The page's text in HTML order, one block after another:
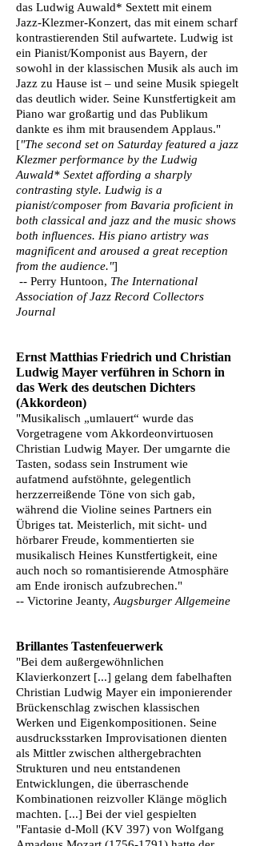
das Ludwig Auwald* Sextett mit einem
Jazz-Klezmer-Konzert, das mit einem scharf
kontrastierenden Stil aufwartete. Ludwig ist
ein Pianist/Komponist aus Bayern, der
sowohl in der klassischen Musik als auch im
Jazz zu Hause ist – und seine Musik spiegelt
das deutlich wider. Seine Kunstfertigkeit am
Piano war großartig und das Publikum
dankte es ihm mit brausendem Applaus."
["The second set on Saturday featured a jazz
Klezmer performance by the Ludwig
Auwald* Sextet affording a sharply
contrasting style. Ludwig is a
pianist/composer from Bavaria proficient in
both classical and jazz and the music shows
both influences. His piano artistry was
magnificent and aroused a great reception
from the audience."]
-- Perry Huntoon, The International
Association of Jazz Record Collectors
Journal
Ernst Matthias Friedrich und Christian
Ludwig Mayer verführen in Schorn in
das Werk des deutschen Dichters
(Akkordeon)
"Musikalisch „umlauert“ wurde das
Vorgetragene vom Akkordeonvirtuosen
Christian Ludwig Mayer. Der umgarnte die
Tasten, sodass sein Instrument wie
aufatmend aufstöhnte, gelegentlich
herzzerreißende Töne von sich gab,
während die Violine seines Partners ein
Übriges tat. Meisterlich, mit sicht- und
hörbarer Freude, kommentierten sie
musikalisch Heines Kunstfertigkeit, eine
auch noch so romantisierende Atmosphäre
am Ende ironisch aufzubrechen."
-- Victorine Jeanty, Augsburger Allgemeine
Brillantes Tastenfeuerwerk
"Bei dem außergewöhnlichen
Klavierkonzert [...] gelang dem fabelhaften
Christian Ludwig Mayer ein imponierender
Brückenschlag zwischen klassischen
Werken und Eigenkompositionen. Seine
ausdrucksstarken Improvisationen dienten
als Mittler zwischen althergebrachten
Strukturen und neu entstandenen
Entwicklungen, die überraschende
Kombinationen reizvoller Klänge möglich
machten. [...] Bei der viel gespielten
"Fantasie d-Moll (KV 397) von Wolfgang